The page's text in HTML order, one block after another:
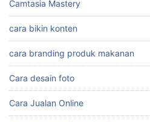
Camtasia Mastery
cara bikin konten
cara branding produk makanan
Cara desain foto
Cara Jualan Online